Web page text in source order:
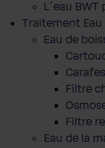
L´eau
Traitement
Eau de
Filtre
Filtre
Eau de la